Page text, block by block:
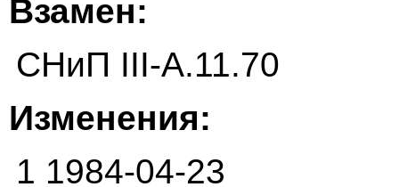
Взамен:
СНиП III-А.11.70
Изменения:
1 1984-04-23